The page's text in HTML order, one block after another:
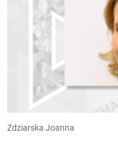
Zdziarska Joanna